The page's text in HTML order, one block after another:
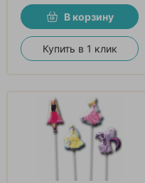
В корзину
Купить в 1 клик